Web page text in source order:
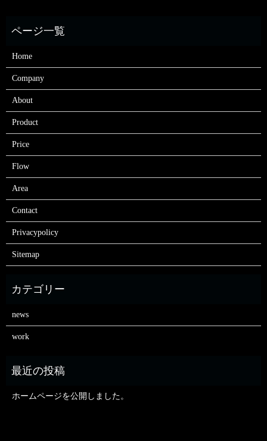
Home
Company
About
Product
Price
Flow
Area
Contact
Privacypolicy
Sitemap
news
work
ホームページを公開しました。